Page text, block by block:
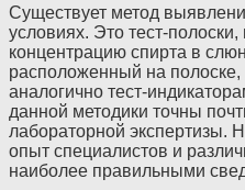
Существует метод
условиях. Это тест-
концентрацию спирта в
расположенный на полоске,
аналогично тест-
данной методики точны
лабораторной экспертизы.
опыт специалистов и
наиболее правильными